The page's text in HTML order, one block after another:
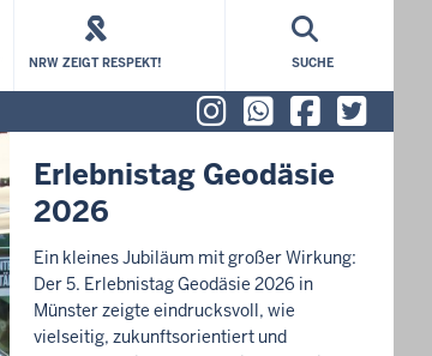
NRW ZEIGT RESPEKT! SUCHE
InstagramX
Erlebnistag Geodäsie
2026
Ein kleines Jubiläum mit großer Wirkung:
Der 5. Erlebnistag Geodäsie 2026 in
Münster zeigte eindrucksvoll, wie
vielseitig, zukunftsorientiert und